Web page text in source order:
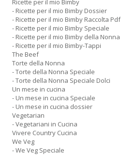
Ricette per il mio Bimby
- Ricette per il mio Bimby Dossier
- Ricette per il mio Bimby Raccolta Pdf
- Ricette per il mio Bimby Speciale
- Ricette per il mio Bimby della Nonna
- Ricette per il mio Bimby-Tappi
The Beef
Torte della Nonna
- Torte della Nonna Speciale
- Torte della Nonna Speciale Dolci
Un mese in cucina
- Un mese in cucina Speciale
- Un mese in cucina dossier
Vegetarian
- Vegetariani in Cucina
Vivere Country Cucina
We Veg
- We Veg Speciale